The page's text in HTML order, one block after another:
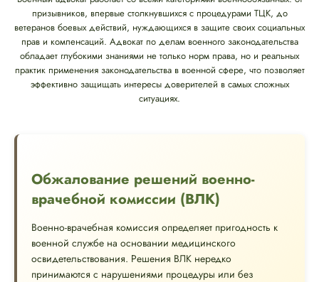
призывников, впервые столкнувшихся с процедурами ТЦК, до
ветеранов боевых действий, нуждающихся в защите своих социальных
прав и компенсаций. Адвокат по делам военного законодательства
обладает глубокими знаниями не только норм права, но и реальных
практик применения законодательства в военной сфере, что позволяет
эффективно защищать интересы доверителей в самых сложных
ситуациях.
Обжалование решений военно-
врачебной комиссии (ВЛК)
Военно-врачебная комиссия определяет пригодность к
военной службе на основании медицинского
освидетельствования. Решения ВЛК нередко
принимаются с нарушениями процедуры или без